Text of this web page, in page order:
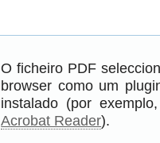
O ficheiro PDF
browser como um
instalado (por
Acrobat Reader).